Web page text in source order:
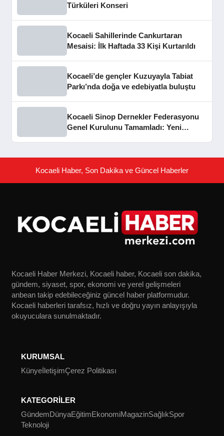
Türküleri Konseri
Kocaeli Sahillerinde Cankurtaran
Mesaisi: İlk Haftada 33 Kişi Kurtarıldı
Kocaeli’de gençler Kuzuyayla Tabiat
Parkı’nda doğa ve edebiyatla buluştu
Kocaeli Sinop Dernekler Federasyonu
Genel Kurulunu Tamamladı: Yeni
Kocaeli Haber, Son Dakika ve Güncel Haberler
Kocaeli Haber Merkezi, Kocaeli haber, Kocaeli son dakika,
gündem, siyaset, spor, ekonomi ve yerel gelişmeleri
anbean takip edebileceğiniz güncel haber platformudur.
Kocaeli haberleri tarafsız, hızlı ve doğru yayın anlayışıyla
okuyuculara sunulmaktadır.
KURUMSAL
KünyeİletişimÇerez Politikası
KATEGORİLER
GündemDünyaEğitimEkonomiMagazinSağlıkSpor
Teknoloji